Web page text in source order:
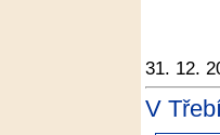
31. 12.
V